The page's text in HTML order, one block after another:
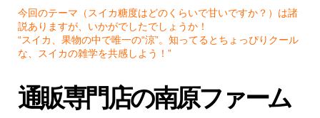
今回のテーマ（スイカ糖度はどのくらいで甘いですか？）は諸
説ありますが、いかがでしたでしょうか！
“スイカ、果物の中で唯一の“涼”。知ってるとちょっぴりクール
な、スイカの雑学を共感しよう！”
通販専門店の南原ファーム